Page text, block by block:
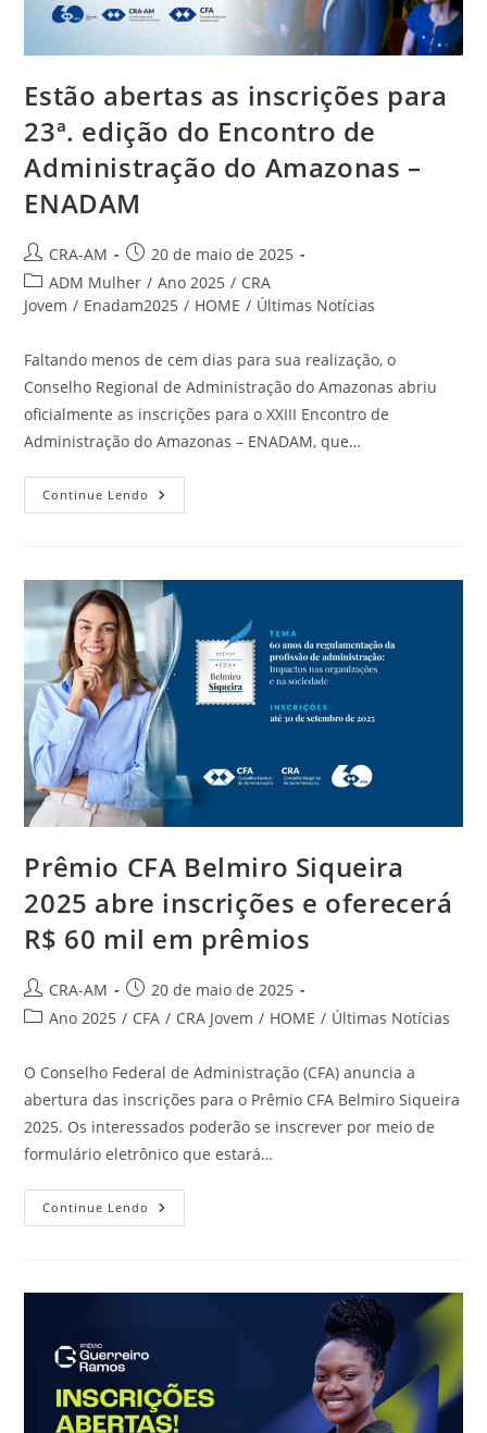
Estão abertas as inscrições para
23ª. edição do Encontro de
Administração do Amazonas –
ENADAM
CRA-AM
20 de maio de 2025
ADM Mulher / Ano 2025 / CRA
Jovem / Enadam2025 / HOME / Últimas Notícias
Faltando menos de cem dias para sua realização, o
Conselho Regional de Administração do Amazonas abriu
oficialmente as inscrições para o XXIII Encontro de
Administração do Amazonas – ENADAM, que…
Continue Lendo
Prêmio CFA Belmiro Siqueira
2025 abre inscrições e oferecerá
R$ 60 mil em prêmios
CRA-AM
20 de maio de 2025
Ano 2025 / CFA / CRA Jovem / HOME / Últimas Notícias
O Conselho Federal de Administração (CFA) anuncia a
abertura das inscrições para o Prêmio CFA Belmiro Siqueira
2025. Os interessados poderão se inscrever por meio de
formulário eletrônico que estará…
Continue Lendo